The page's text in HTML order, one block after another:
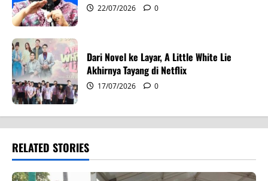
22/07/2026 0
Dari Novel ke Layar, A Little White Lie
Akhirnya Tayang di Netflix
17/07/2026 0
RELATED STORIES